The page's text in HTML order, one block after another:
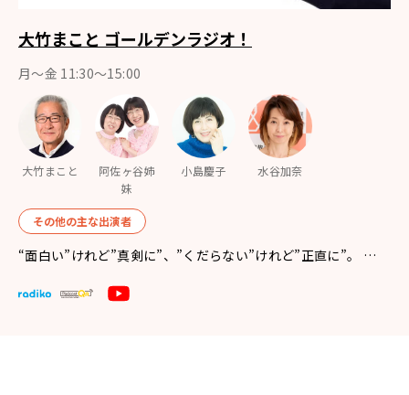
大竹まこと ゴールデンラジオ！
月〜金 11:30～15:00
大竹まこと
阿佐ヶ谷姉
妹
小島慶子 水谷加奈
その他の主な出演者
“面白い”けれど”真剣に”、”くだらない”けれど”正直に”。 …